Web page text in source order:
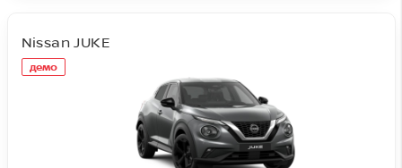
демо
Nissan JUKE